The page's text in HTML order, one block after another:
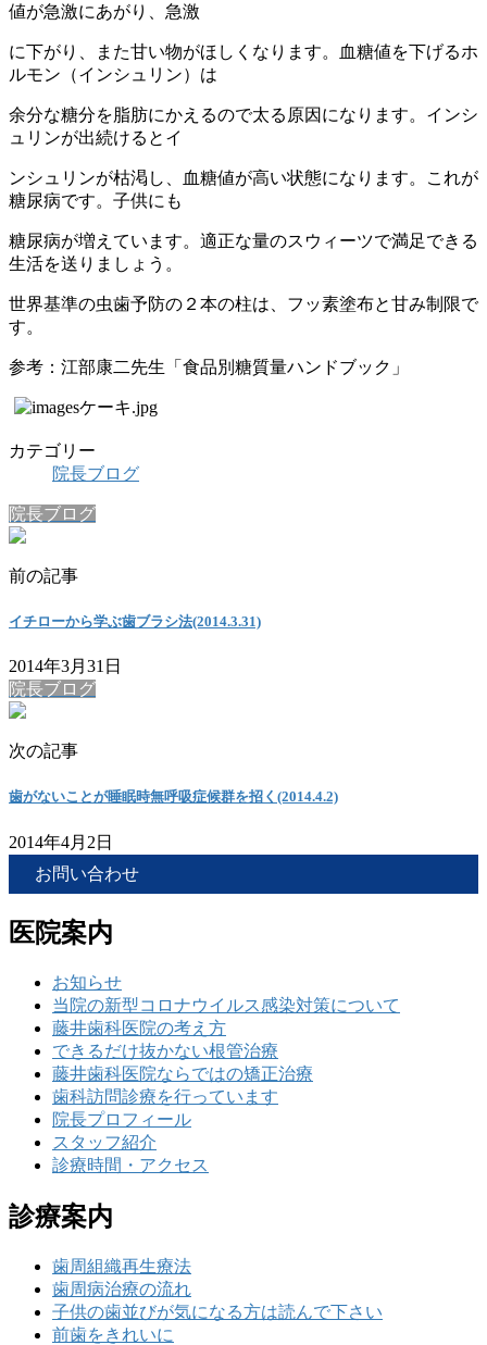
値が急激にあがり、急激
に下がり、また甘い物がほしくなります。血糖値を下げるホ
ルモン（インシュリン）は
余分な糖分を脂肪にかえるので太る原因になります。インシ
ュリンが出続けるとイ
ンシュリンが枯渇し、血糖値が高い状態になります。これが
糖尿病です。子供にも
糖尿病が増えています。適正な量のスウィーツで満足できる
生活を送りましょう。
世界基準の虫歯予防の２本の柱は、フッ素塗布と甘み制限で
す。
参考：江部康二先生「食品別糖質量ハンドブック」
カテゴリー
院長ブログ
院長ブログ
前の記事
イチローから学ぶ歯ブラシ法(2014.3.31)
2014年3月31日
院長ブログ
次の記事
歯がないことが睡眠時無呼吸症候群を招く(2014.4.2)
2014年4月2日
お問い合わせ
医院案内
お知らせ
当院の新型コロナウイルス感染対策について
藤井歯科医院の考え方
できるだけ抜かない根管治療
藤井歯科医院ならではの矯正治療
歯科訪問診療を行っています
院長プロフィール
スタッフ紹介
診療時間・アクセス
診療案内
歯周組織再生療法
歯周病治療の流れ
子供の歯並びが気になる方は読んで下さい
前歯をきれいに